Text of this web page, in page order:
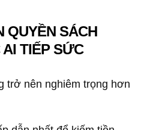
QUYỀN SÁCH
TIẾP SỨC
trở nên nghiêm trọng hơn